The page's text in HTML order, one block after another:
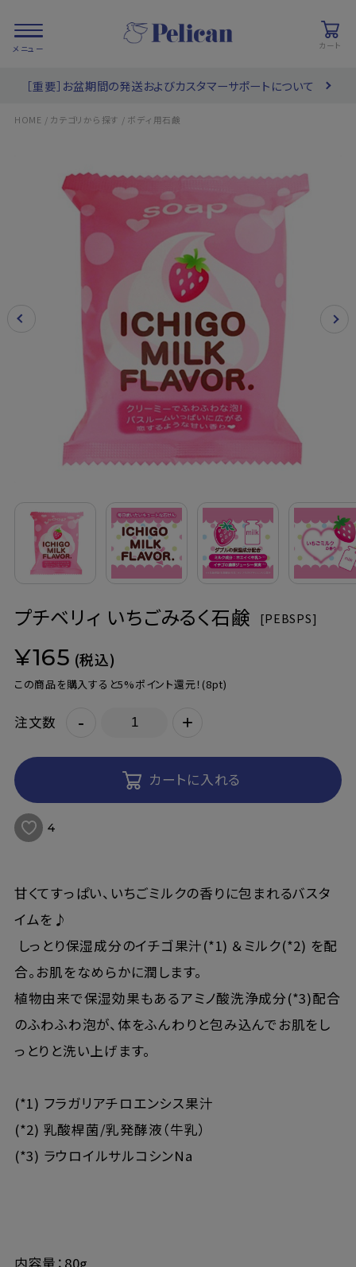
カート
PRODUCTS / 商品を探す
COLLECTIONS / ブランド一覧
お問い合わせ
ご利用案内
よくあるご質問
会員登録でお得
NEWS一覧
［重要］お盆期間の発送およびカスタマーサポートについて
HOME / カテゴリから探す / ボディ用石鹸
プチベリィ いちごみるく石鹸 [PEBSPS]
¥165 (税込)
この商品を購入すると5%ポイント還元！ (8pt)
注文数 - +
カートに入れる
4
甘くてすっぱい、いちごミルクの香りに包まれるバスタ
イムを♪
しっとり保湿成分のイチゴ果汁(*1) ＆ミルク(*2) を配
合。お肌をなめらかに潤します。
植物由来で保湿効果もあるアミノ酸洗浄成分(*3)配合
のふわふわ泡が、体をふんわりと包み込んでお肌をし
っとりと洗い上げます。
(*1) フラガリアチロエンシス果汁
(*2) 乳酸桿菌/乳発酵液（牛乳）
(*3) ラウロイルサルコシンNa
内容量：80g